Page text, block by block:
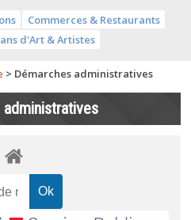
Commerces & Restaurants
d'Art & Artistes
> Démarches administratives
administratives